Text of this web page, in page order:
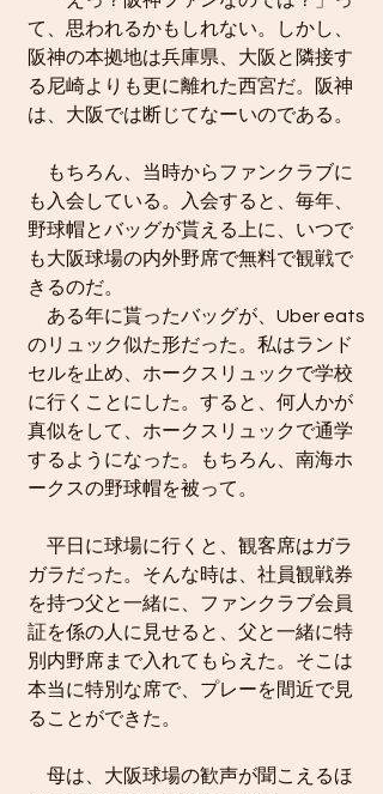
て、思われるかもしれない。しかし、
阪神の本拠地は兵庫県、大阪と隣接す
る尼崎よりも更に離れた西宮だ。阪神
は、大阪では断じてなーいのである。
もちろん、当時からファンクラブに
も入会している。入会すると、毎年、
野球帽とバッグが貰える上に、いつで
も大阪球場の内外野席で無料で観戦で
きるのだ。
ある年に貰ったバッグが、Uber eats
のリュック似た形だった。私はランド
セルを止め、ホークスリュックで学校
に行くことにした。すると、何人かが
真似をして、ホークスリュックで通学
するようになった。もちろん、南海ホ
ークスの野球帽を被って。
平日に球場に行くと、観客席はガラ
ガラだった。そんな時は、社員観戦券
を持つ父と一緒に、ファンクラブ会員
証を係の人に見せると、父と一緒に特
別内野席まで入れてもらえた。そこは
本当に特別な席で、プレーを間近で見
ることができた。
母は、大阪球場の歓声が聞こえるほ